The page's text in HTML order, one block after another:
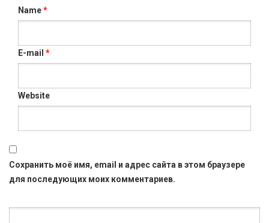
Name*
E-mail *
Website
Сохранить моё имя, email и адрес сайта в этом браузере
для последующих моих комментариев.